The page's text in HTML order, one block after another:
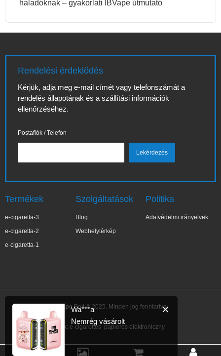
haladóknak – gyakorlati IBVape útmutató
Rendelési érdeklődés
Kérjük, adja meg e-mail címét vagy telefonszámát a
rendelés állapotának és a szállítási információk
ellenőrzéséhez.
Postafiók / Telefon
Termékek
e-cigaretta-3
e-cigaretta-2
e-cigaretta-1
Szolgáltatások
Blog
Webhelytérkép
Politika
Adatvédelmi irányelvek
IBVape Bolt © 2025. Minden jog fenntartva.
Link: e-cigarettes papieros elektroniczny
✕
Wa***a
Nemrég vásárolt